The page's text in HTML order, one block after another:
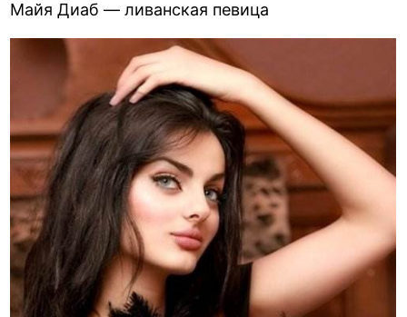
Майя Диаб — ливанская певица